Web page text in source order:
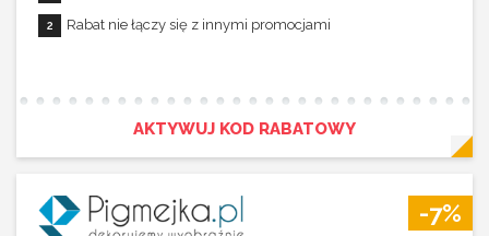
Rabat nie łączy się z innymi promocjami
AKTYWUJ KOD RABATOWY
-7%